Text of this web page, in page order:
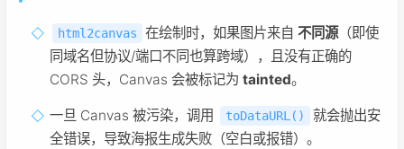
html2canvas 在绘制时，如果图片来自不同源（即使
同域名但协议/端口不同也算跨域），且没有正确的
CORS 头，Canvas 会被标记为tainted。
一旦 Canvas 被污染，调用 toDataURL()
就会抛出安
全错误，导致海报生成失败（空白或报错）。